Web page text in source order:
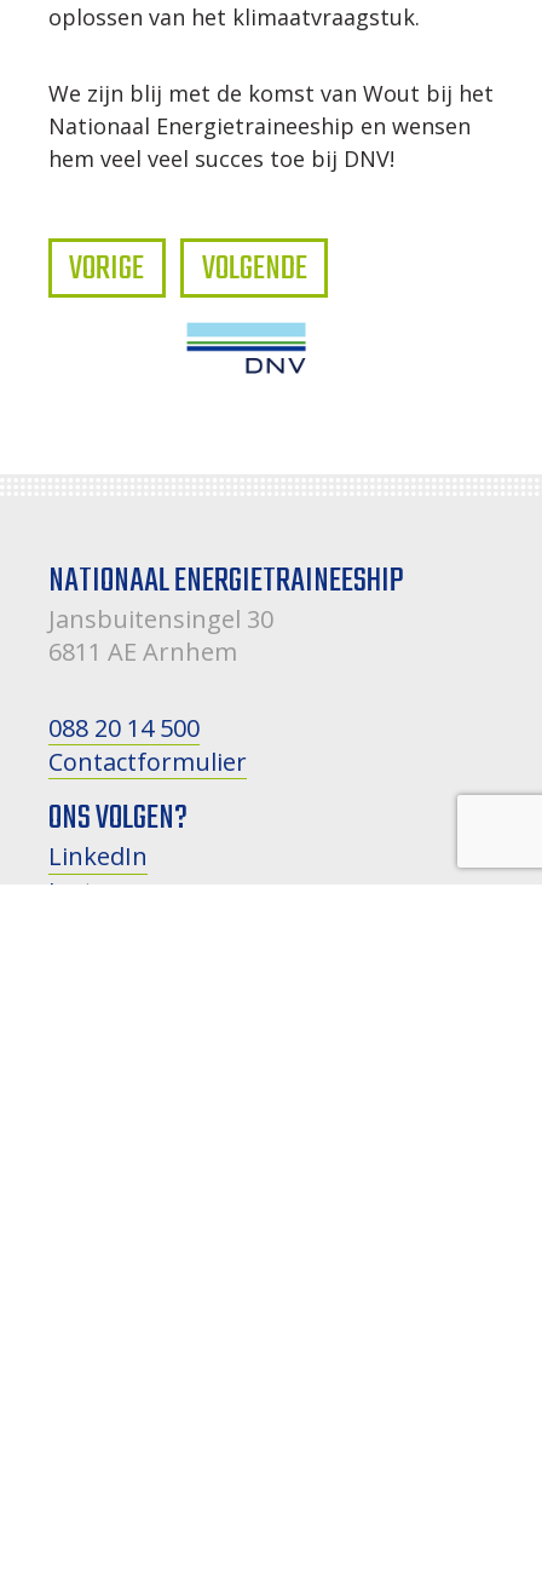
oplossen van het klimaatvraagstuk.
We zijn blij met de komst van Wout bij het
Nationaal Energietraineeship en wensen
hem veel veel succes toe bij DNV!
VORIGE VOLGENDE
NATIONAAL ENERGIETRAINEESHIP
Jansbuitensingel 30
6811 AE Arnhem
088 20 14 500
Contactformulier
ONS VOLGEN?
LinkedIn
Instagram